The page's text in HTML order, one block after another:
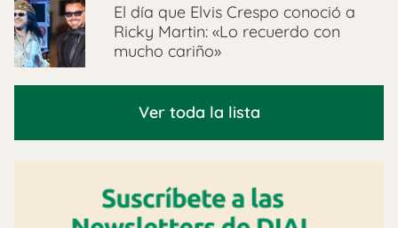
El día que Elvis Crespo conoció a
Ricky Martin: «Lo recuerdo con
mucho cariño»
Ver toda la lista